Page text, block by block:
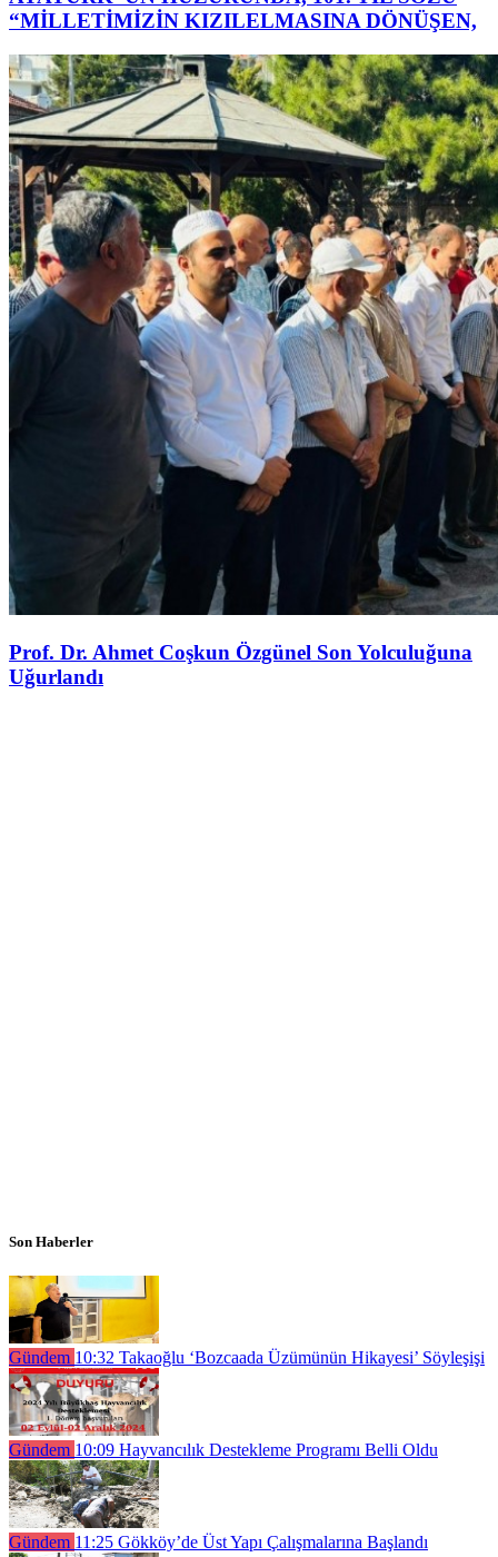
“MİLLETİMİZİN KIZILELMASINA DÖNÜŞEN,
Prof. Dr. Ahmet Coşkun Özgünel Son Yolculuğuna
Uğurlandı
Son Haberler
Gündem 10:32 Takaoğlu ‘Bozcaada Üzümünün Hikayesi’ Söyleşişi
Gündem 10:09 Hayvancılık Destekleme Programı Belli Oldu
Gündem 11:25 Gökköy’de Üst Yapı Çalışmalarına Başlandı